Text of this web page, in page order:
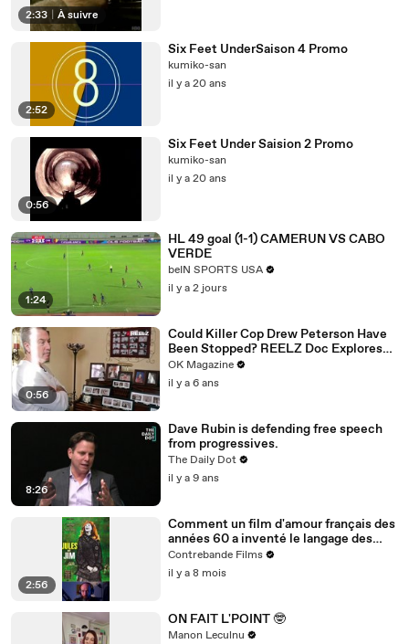
2:33 À suivre
2:52
Six Feet UnderSaison 4 Promo
kumiko-san
il y a 20 ans
0:56
Six Feet Under Saision 2 Promo
kumiko-san
il y a 20 ans
1:24
HL 49 goal (1-1) CAMERUN VS CABO
VERDE
beIN SPORTS USA
il y a 2 jours
0:56
Could Killer Cop Drew Peterson Have
Been Stopped? REELZ Doc Explores
The Murder: Watch
OK Magazine
il y a 6 ans
8:26
Dave Rubin is defending free speech
from progressives.
The Daily Dot
il y a 9 ans
2:56
Comment un film d'amour français des
années 60 a inventé le langage des
films de gangsters modernes (Jules et
Jim)
Contrebande Films
il y a 8 mois
ON FAIT L'POINT 🤓
Manon Leculnu